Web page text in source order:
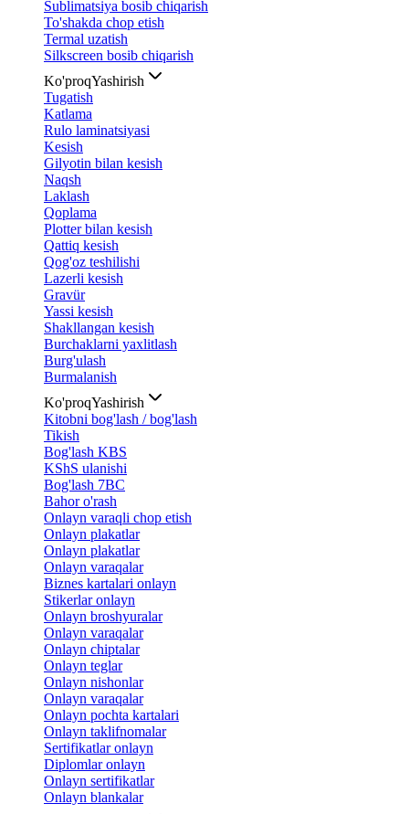
Sublimatsiya bosib chiqarish
To'shakda chop etish
Termal uzatish
Silkscreen bosib chiqarish
Ko'proqYashirish
Tugatish
Katlama
Rulo laminatsiyasi
Kesish
Gilyotin bilan kesish
Naqsh
Laklash
Qoplama
Plotter bilan kesish
Qattiq kesish
Qog'oz teshilishi
Lazerli kesish
Gravür
Yassi kesish
Shakllangan kesish
Burchaklarni yaxlitlash
Burg'ulash
Burmalanish
Ko'proqYashirish
Kitobni bog'lash / bog'lash
Tikish
Bog'lash KBS
KShS ulanishi
Bog'lash 7BC
Bahor o'rash
Onlayn varaqli chop etish
Onlayn plakatlar
Onlayn plakatlar
Onlayn varaqalar
Biznes kartalari onlayn
Stikerlar onlayn
Onlayn broshyuralar
Onlayn varaqalar
Onlayn chiptalar
Onlayn teglar
Onlayn nishonlar
Onlayn varaqalar
Onlayn pochta kartalari
Onlayn taklifnomalar
Sertifikatlar onlayn
Diplomlar onlayn
Onlayn sertifikatlar
Onlayn blankalar